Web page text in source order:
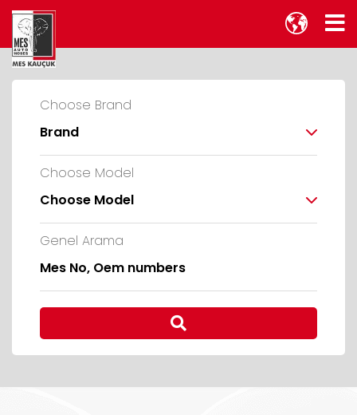
Choose Brand
Brand
Choose Model
Choose Model
Genel Arama